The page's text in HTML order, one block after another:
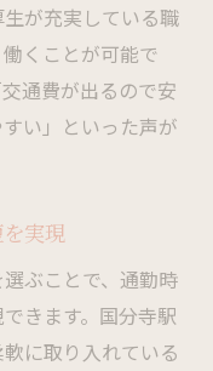
が充実している職
くことが可能で
通費が出るので安
い」といった声が
実現
ぶことで、通勤時
きます。国分寺駅
に取り入れている